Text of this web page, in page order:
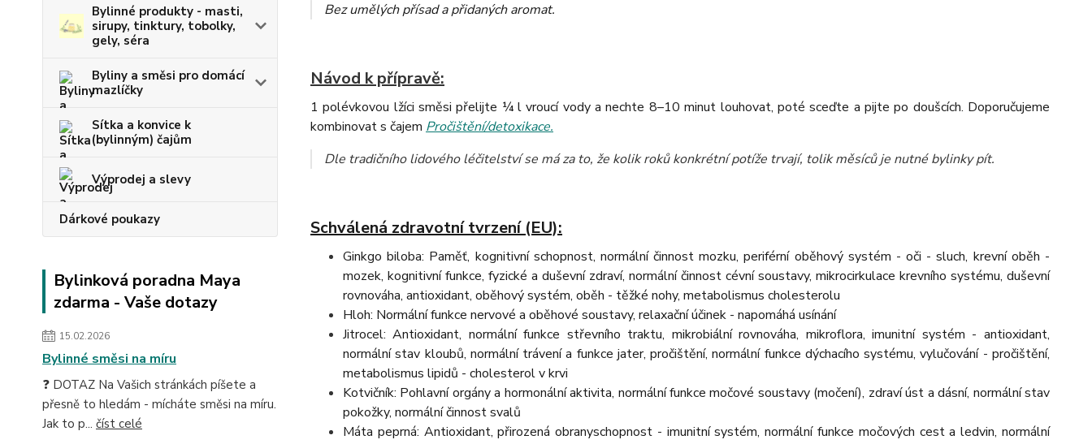
Bylinné produkty - masti,
sirupy, tinktury, tobolky,
gely, séra
Byliny a směsi pro domácí
mazlíčky
Sítka a konvice k
(bylinným) čajům
Výprodej a slevy
Dárkové poukazy
Bylinková poradna Maya
zdarma - Vaše dotazy
15.02.2026
Bylinné směsi na míru
❓ DOTAZ Na Vašich stránkách píšete a
přesně to hledám - mícháte směsi na míru.
Jak to p... číst celé
Bez umělých přísad a přidaných aromat.
Návod k přípravě:
1 polévkovou lžíci směsi přelijte ¼ l vroucí vody a nechte 8–10 minut louhovat, poté sceďte a pijte po doušcích. Doporučujeme
kombinovat s čajem Pročištění/detoxikace.
Dle tradičního lidového léčitelství se má za to, že kolik roků konkrétní potíže trvají, tolik měsíců je nutné bylinky pít.
Schválená zdravotní tvrzení (EU):
Ginkgo biloba: Paměť, kognitivní schopnost, normální činnost mozku, periférní oběhový systém - oči - sluch, krevní oběh -
mozek, kognitivní funkce, fyzické a duševní zdraví, normální činnost cévní soustavy, mikrocirkulace krevního systému, duševní
rovnováha, antioxidant, oběhový systém, oběh - těžké nohy, metabolismus cholesterolu
Hloh: Normální funkce nervové a oběhové soustavy, relaxační účinek - napomáhá usínání
Jitrocel: Antioxidant, normální funkce střevního traktu, mikrobiální rovnováha, mikroflora, imunitní systém - antioxidant,
normální stav kloubů, normální trávení a funkce jater, pročištění, normální funkce dýchacího systému, vylučování - pročištění,
metabolismus lipidů - cholesterol v krvi
Kotvičník: Pohlavní orgány a hormonální aktivita, normální funkce močové soustavy (močení), zdraví úst a dásní, normální stav
pokožky, normální činnost svalů
Máta peprná: Antioxidant, přirozená obranyschopnost - imunitní systém, normální funkce močových cest a ledvin, normální